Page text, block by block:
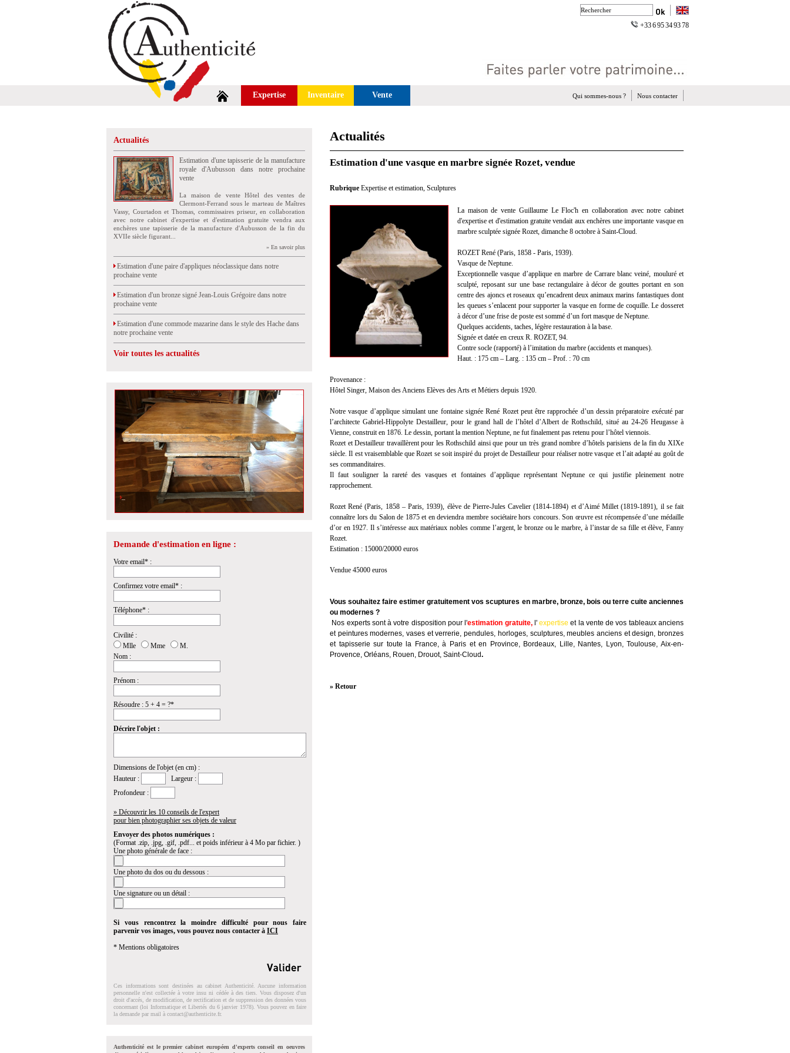
+33 6 95 34 93 78
Expertise Inventaire Vente Nous contacter
Qui sommes-nous ?
Actualités
Estimation d'une tapisserie de la manufacture
royale d'Aubusson dans notre prochaine
vente
La maison de vente Hôtel des ventes de
Clermont-Ferrand sous le marteau de Maîtres
Vassy, Courtadon et Thomas, commissaires priseur, en collaboration
avec notre cabinet d'expertise et d'estimation gratuite vendra aux
enchères une tapisserie de la manufacture d'Aubusson de la fin du
XVIIe siècle figurant...
» En savoir plus
Estimation d'une paire d'appliques néoclassique dans notre
prochaine vente
Estimation d'un bronze signé Jean-Louis Grégoire dans notre
prochaine vente
Estimation d'une commode mazarine dans le style des Hache dans
notre prochaine vente
Voir toutes les actualités
Demande d'estimation en ligne :
Votre email* :
Confirmez votre email* :
Téléphone* :
Civilité :
Mlle
Mme
M.
Nom :
Prénom :
Résoudre : 5 + 4 = ?*
Décrire l'objet :
Dimensions de l'objet (en cm) :
Hauteur :
Largeur :
Profondeur :
» Découvrir les 10 conseils de l'expert
pour bien photographier ses objets de valeur
Envoyer des photos numériques :
(Format .zip, .jpg, .gif, .pdf... et poids inférieur à 4 Mo par fichier. )
Une photo générale de face :
Une photo du dos ou du dessous :
Une signature ou un détail :
Si vous rencontrez la moindre difficulté pour nous faire
parvenir vos images, vous pouvez nous contacter à ICI
* Mentions obligatoires
Ces informations sont destinées au cabinet Authenticité. Aucune information
personnelle n'est collectée à votre insu ni cédée à des tiers. Vous disposez d'un
droit d'accés, de modification, de rectification et de suppression des données vous
concernant (loi Informatique et Libertés du 6 janvier 1978). Vous pouvez en faire
la demande par mail à contact@authenticite.fr.
Authenticité est le premier cabinet européen d'experts conseil en oeuvres
Actualités
Estimation d'une vasque en marbre signée Rozet, vendue
Rubrique Expertise et estimation, Sculptures
La maison de vente Guillaume Le Floc'h en collaboration avec notre cabinet
d'expertise et d'estimation gratuite vendait aux enchères une importante vasque en
marbre sculptée signée Rozet, dimanche 8 octobre à Saint-Cloud.
ROZET René (Paris, 1858 - Paris, 1939).
Vasque de Neptune.
Exceptionnelle vasque d’applique en marbre de Carrare blanc veiné, mouluré et
sculpté, reposant sur une base rectangulaire à décor de gouttes portant en son
centre des ajoncs et roseaux qu’encadrent deux animaux marins fantastiques dont
les queues s’enlacent pour supporter la vasque en forme de coquille. Le dosseret
à décor d’une frise de poste est sommé d’un fort masque de Neptune.
Quelques accidents, taches, légère restauration à la base.
Signée et datée en creux R. ROZET, 94.
Contre socle (rapporté) à l’imitation du marbre (accidents et manques).
Haut. : 175 cm – Larg. : 135 cm – Prof. : 70 cm
Provenance :
Hôtel Singer, Maison des Anciens Elèves des Arts et Métiers depuis 1920.
Notre vasque d’applique simulant une fontaine signée René Rozet peut être rapprochée d’un dessin préparatoire exécuté par
l’architecte Gabriel-Hippolyte Destailleur, pour le grand hall de l’hôtel d’Albert de Rothschild, situé au 24-26 Heugasse à
Vienne, construit en 1876. Le dessin, portant la mention Neptune, ne fut finalement pas retenu pour l’hôtel viennois.
Rozet et Destailleur travaillèrent pour les Rothschild ainsi que pour un très grand nombre d’hôtels parisiens de la fin du XIXe
siècle. Il est vraisemblable que Rozet se soit inspiré du projet de Destailleur pour réaliser notre vasque et l’ait adapté au goût de
ses commanditaires.
Il faut souligner la rareté des vasques et fontaines d’applique représentant Neptune ce qui justifie pleinement notre
rapprochement.
Rozet René (Paris, 1858 – Paris, 1939), élève de Pierre-Jules Cavelier (1814-1894) et d’Aimé Millet (1819-1891), il se fait
connaître lors du Salon de 1875 et en deviendra membre sociétaire hors concours. Son œuvre est récompensée d’une médaille
d’or en 1927. Il s’intéresse aux matériaux nobles comme l’argent, le bronze ou le marbre, à l’instar de sa fille et élève, Fanny
Rozet.
Estimation : 15000/20000 euros
Vendue 45000 euros
Vous souhaitez faire estimer gratuitement vos scuptures en marbre, bronze, bois ou terre cuite anciennes
ou modernes ?
Nos experts sont à votre disposition pour l'estimation gratuite, l'expertise et la vente de vos tableaux anciens
et peintures modernes, vases et verrerie, pendules, horloges, sculptures, meubles anciens et design, bronzes
et tapisserie sur toute la France, à Paris et en Province, Bordeaux, Lille, Nantes, Lyon, Toulouse, Aix-en-
Provence, Orléans, Rouen, Drouot, Saint-Cloud.
» Retour